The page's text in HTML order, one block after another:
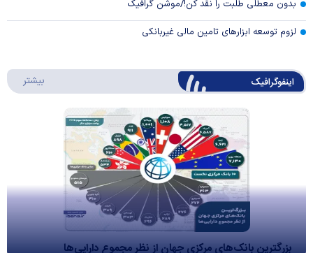
بدون معطلی طلبت را نقد کن!/موشن گرافیک
لزوم توسعه ابزارهای تامین مالی غیربانکی
اینفوگرافیک بیشتر
بزرگترین بانک‌های مرکزی جهان از نظر مجموع دارایی‌ها